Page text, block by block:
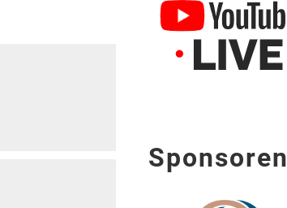
Sponsoren